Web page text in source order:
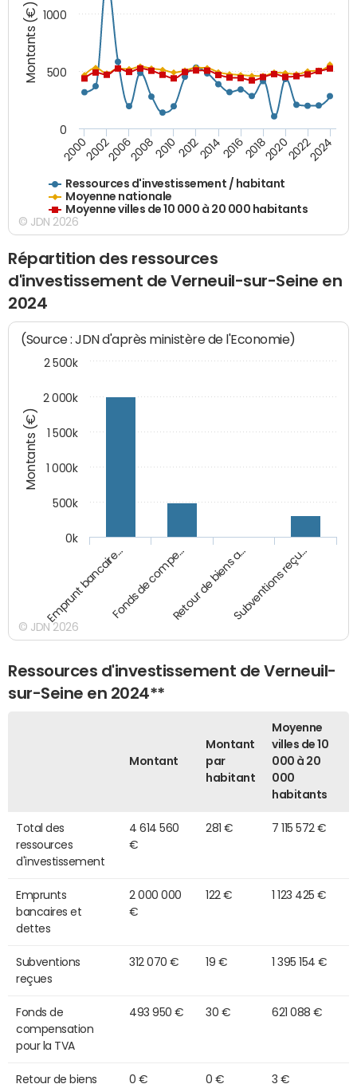
Montants (€)
Ressources d'investissement / habitant
Moyenne nationale
Moyenne villes de 10 000 à 20 000 habitants
200020022006200820102012201420162018202020222024
0
500
1000
© JDN 2026
Répartition des ressources
d'investissement de Verneuil-sur-Seine en
2024
Montants (€)
(Source : JDN d'après ministère de l'Economie)
Emprunt bancaire…Fonds de compe…Retour de biens a…Subventions reçu…
0k
500k
1 000k
1 500k
2 000k
2 500k
© JDN 2026
Ressources d'investissement de Verneuil-
sur-Seine en 2024**
Montant
Montant
par
habitant
Moyenne
villes de 10
000 à 20
000
habitants
Total des
ressources
d'investissement
4 614 560
€
281 € 7 115 572 €
Emprunts
bancaires et
dettes
2 000 000
€
122 € 1 123 425 €
Subventions
reçues
312 070 € 19 € 1 395 154 €
Fonds de
compensation
pour la TVA
493 950 € 30 € 621 088 €
Retour de biens 0 € 0 € 3 €